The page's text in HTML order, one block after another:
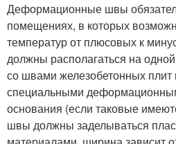
Деформационные швы
помещениях, в которых
температур от плюсовых к
должны располагаться на
со швами железобетонных плит
специальными
основания (если таковые
швы должны заделываться